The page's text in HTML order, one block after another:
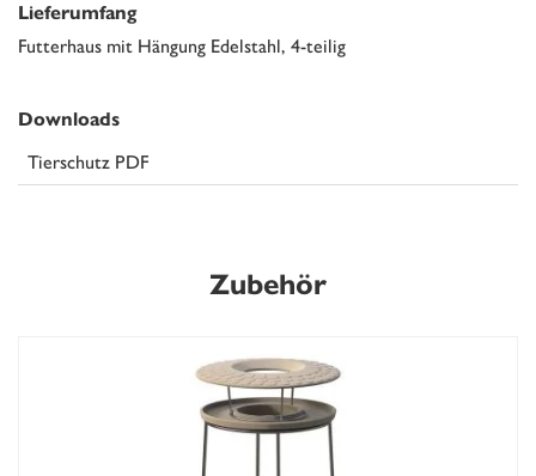
Lieferumfang
Futterhaus mit Hängung Edelstahl, 4-teilig
Downloads
Tierschutz PDF
Zubehör